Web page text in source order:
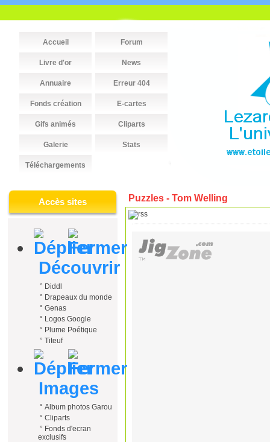
Accueil Forum
Livre d'or News
Annuaire Erreur 404
Fonds création E-cartes
Gifs animés Cliparts
Galerie Stats
Téléchargements
Accès sites
Découvrir
° Diddl
° Drapeaux du monde
° Genas
° Logos Google
° Plume Poétique
° Titeuf
Images
° Album photos Garou
° Cliparts
° Fonds d'ecran
exclusifs
Puzzles - Tom Welling